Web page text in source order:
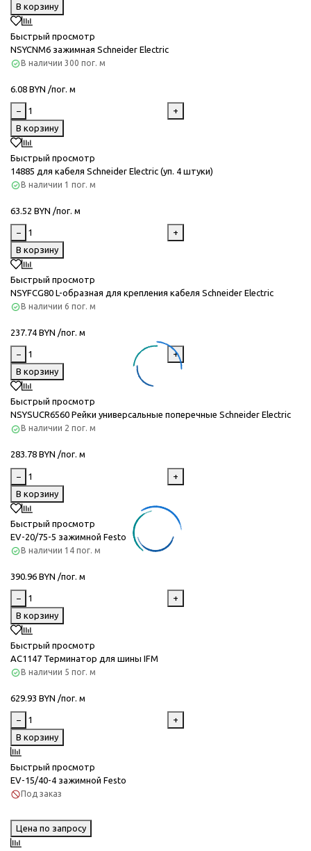
В корзину
Быстрый просмотр
NSYCNM6 зажимная Schneider Electric
В наличии 300 пог. м
6.08 BYN /пог. м
−
+
В корзину
Быстрый просмотр
14885 для кабеля Schneider Electric (уп. 4 штуки)
В наличии 1 пог. м
63.52 BYN /пог. м
−
+
В корзину
Быстрый просмотр
NSYFCG80 L-образная для крепления кабеля Schneider Electric
В наличии 6 пог. м
237.74 BYN /пог. м
−
+
В корзину
Быстрый просмотр
NSYSUCR6560 Рейки универсальные поперечные Schneider Electric
В наличии 2 пог. м
283.78 BYN /пог. м
−
+
В корзину
Быстрый просмотр
EV-20/75-5 зажимной Festo
В наличии 14 пог. м
390.96 BYN /пог. м
−
+
В корзину
Быстрый просмотр
AC1147 Терминатор для шины IFM
В наличии 5 пог. м
629.93 BYN /пог. м
−
+
В корзину
Быстрый просмотр
EV-15/40-4 зажимной Festo
Под заказ
Цена по запросу